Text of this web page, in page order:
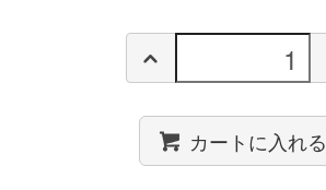
カートに入れる